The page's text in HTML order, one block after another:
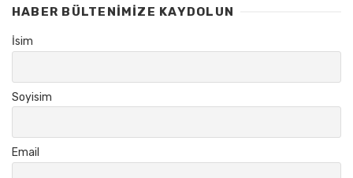
HABER BÜLTENIMIZE KAYDOLUN
İsim
Soyisim
Email